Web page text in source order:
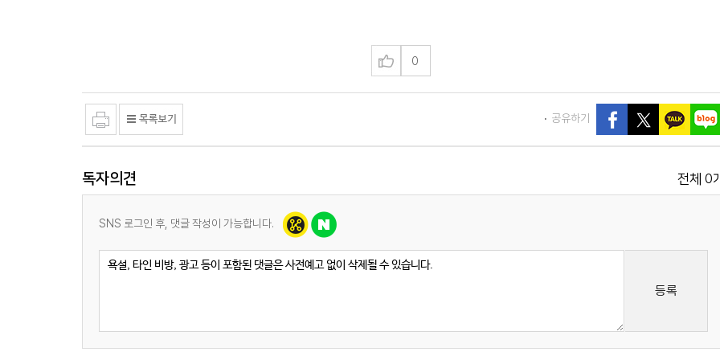
0
공유하기
독자의견 전체 0
SNS 로그인 후, 댓글 작성이 가능합니다.
등록